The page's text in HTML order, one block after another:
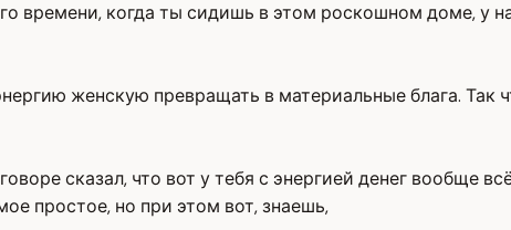
времени, когда ты сидишь в этом роскошном доме, у
женскую превращать в материальные блага. Так
сказал, что вот у тебя с энергией денег вообще
простое, но при этом вот, знаешь,